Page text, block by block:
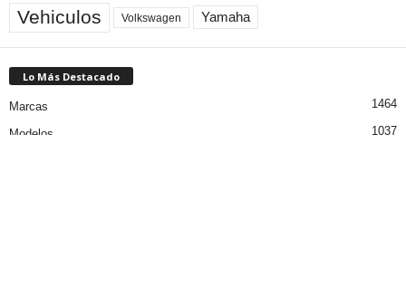
Vehiculos Volkswagen Yamaha
Lo Más Destacado
Marcas 1464
Modelos 1037